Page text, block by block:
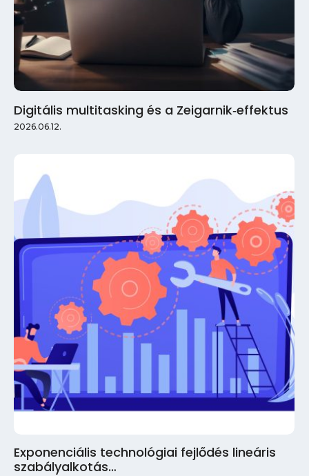
Digitális multitasking és a Zeigarnik‑effektus
2026.06.12.
Exponenciális technológiai fejlődés lineáris
szabályalkotás…